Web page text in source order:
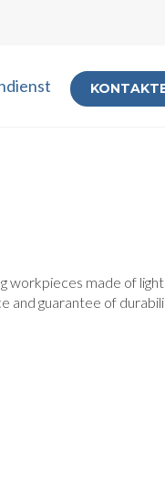
workpieces made of
and guarantee of